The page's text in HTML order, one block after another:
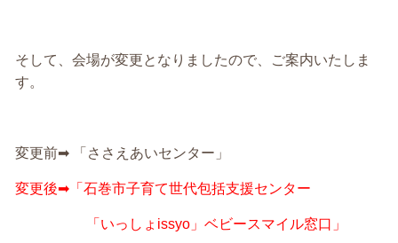
そして、会場が変更となりましたので、ご案内いたしま
す。
変更前➡︎ 「ささえあいセンター」
変更後➡︎「石巻市子育て世代包括支援センター
「いっしょissyo」ベビースマイル窓口」